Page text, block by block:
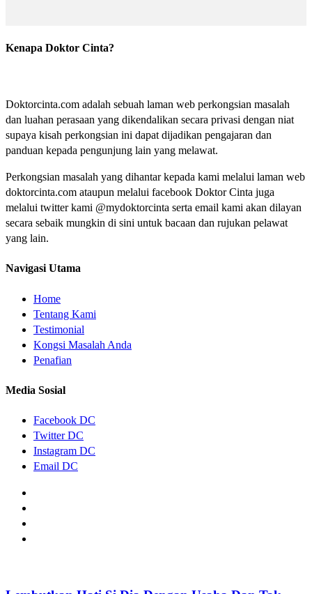
Kenapa Doktor Cinta?
Doktorcinta.com adalah sebuah laman web perkongsian masalah
dan luahan perasaan yang dikendalikan secara privasi dengan niat
supaya kisah perkongsian ini dapat dijadikan pengajaran dan
panduan kepada pengunjung lain yang melawat.
Perkongsian masalah yang dihantar kepada kami melalui laman web
doktorcinta.com ataupun melalui facebook Doktor Cinta juga
melalui twitter kami @mydoktorcinta serta email kami akan dilayan
secara sebaik mungkin di sini untuk bacaan dan rujukan pelawat
yang lain.
Navigasi Utama
Home
Tentang Kami
Testimonial
Kongsi Masalah Anda
Penafian
Media Sosial
Facebook DC
Twitter DC
Instagram DC
Email DC